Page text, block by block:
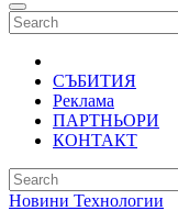
СЪБИТИЯ
Реклама
ПАРТНЬОРИ
КОНТАКТ
Новини Технологии